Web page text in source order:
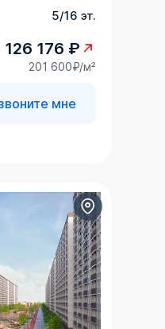
5/16 эт.
126 176 ₽
201 600₽/м²
мне